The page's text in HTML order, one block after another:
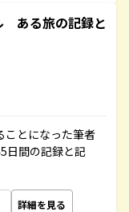
ある旅の記録と
ことになった筆者
日間の記録と記
詳細を見る